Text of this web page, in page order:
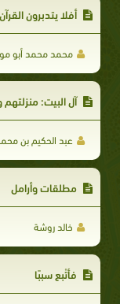
أفلا يتدبرون القرآن
محمد محمد أبو
آل البيت:
عبد الحكيم بن
مطلقات وأرامل
خالد روشة
فأتْبع سببًا